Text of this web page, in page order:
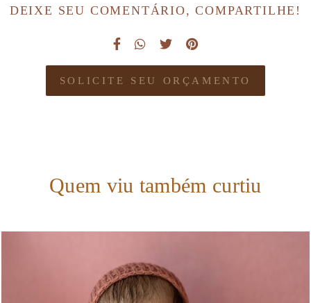
DEIXE SEU COMENTÁRIO, COMPARTILHE!
SOLICITE SEU ORÇAMENTO
Quem viu também curtiu